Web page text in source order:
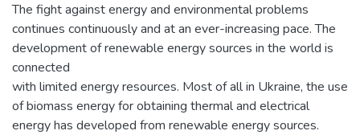
The fight against energy and environmental problems
continues continuously and at an ever-increasing pace. The
development of renewable energy sources in the world is
connected
with limited energy resources. Most of all in Ukraine, the use
of biomass energy for obtaining thermal and electrical
energy has developed from renewable energy sources.